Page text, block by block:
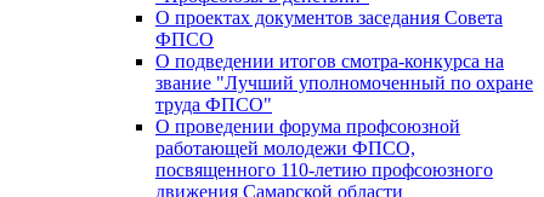
О проектах документов заседания Совета
ФПСО
О подведении итогов смотра-конкурса на
звание "Лучший уполномоченный по охране
труда ФПСО"
О проведении форума профсоюзной
работающей молодежи ФПСО,
посвященного 110-летию профсоюзного
движения Самарской области